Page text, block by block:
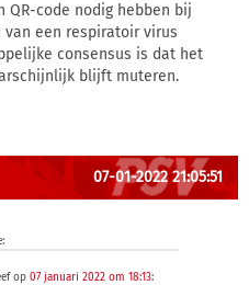
code nodig hebben bij
een respiratoir virus
consensus is dat het
blijft muteren.
07-01-2022 21:05:51
op 07 januari 2022 om 18:13: